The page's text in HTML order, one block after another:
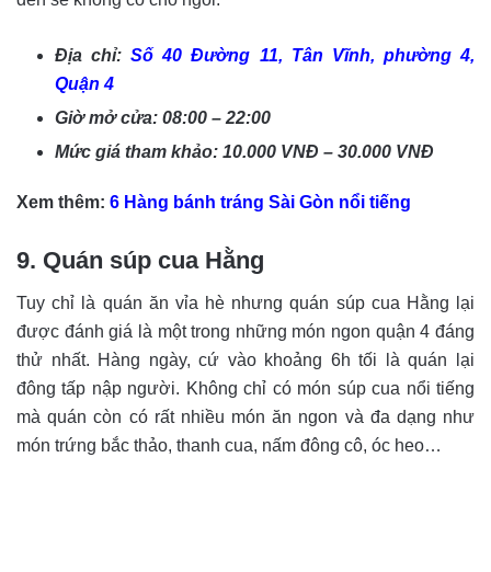
Địa chỉ:Số 40 Đường 11, Tân Vĩnh, phường 4,
Quận 4
Giờ mở cửa: 08:00 – 22:00
Mức giá tham khảo: 10.000 VNĐ – 30.000 VNĐ
Xem thêm: 6 Hàng bánh tráng Sài Gòn nổi tiếng
9. Quán súp cua Hằng
Tuy chỉ là quán ăn vỉa hè nhưng quán súp cua Hằng lại
được đánh giá là một trong những món ngon quận 4 đáng
thử nhất. Hàng ngày, cứ vào khoảng 6h tối là quán lại
đông tấp nập người. Không chỉ có món súp cua nổi tiếng
mà quán còn có rất nhiều món ăn ngon và đa dạng như
món trứng bắc thảo, thanh cua, nấm đông cô, óc heo…